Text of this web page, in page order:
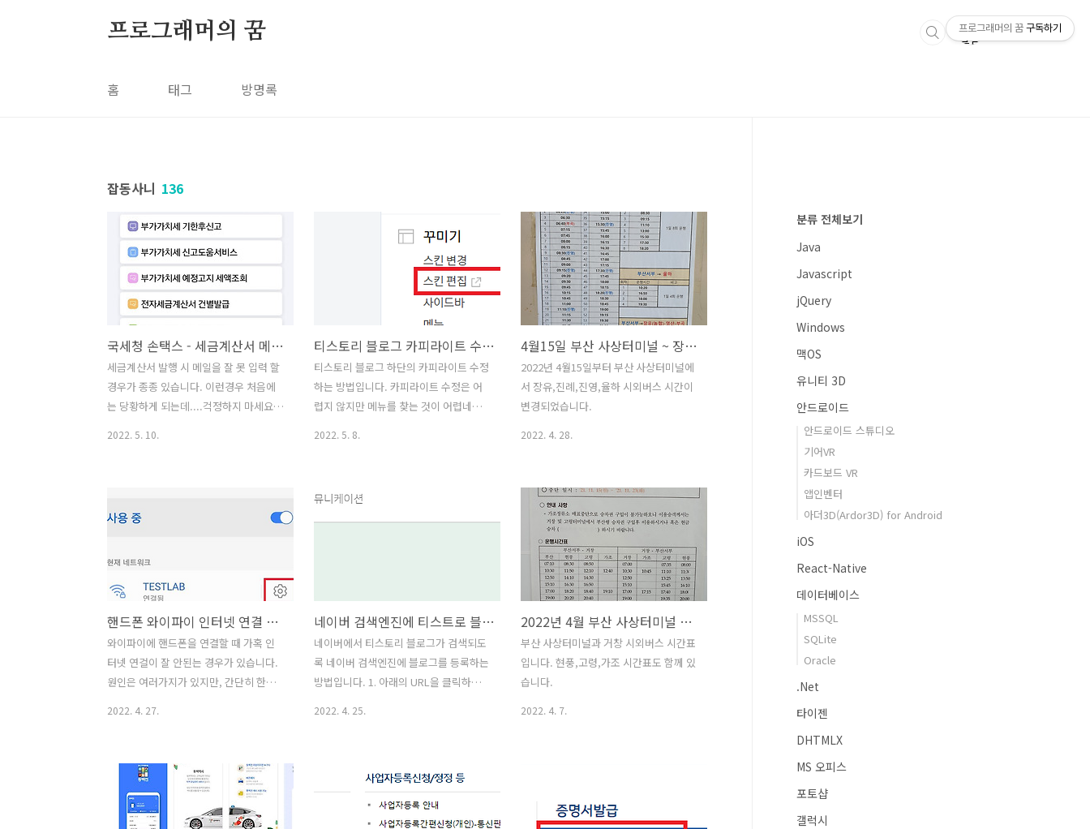
프로그래머의 꿈
홈 태그 방명록
잡동사니 136
국세청 손택스 - 세금계산서 메일 다시 보내기
세금계산서 발행 시 메일을 잘 못 입력 할
경우가 종종 있습니다. 이런경우 처음에
는 당황하게 되는데....걱정하지 마세요.
수정발급 메뉴를 탭합니다. 4. 전자(세금)
버튼을 탭합니다. 5. 조회 버튼을 탭하여
전자세금계산서를 검색합니다. 6. 다시 수
정하여 보낼 메일을 선택 후 발송 버튼을
탭합니다. 7. 메일을 재발송합니다 (1) 이
메일을 수정합니다. (2) 화면 하단의 발송
버튼을 탭하면 수정한 메일로 세금계산서
가 발송됩니다.
2022. 5. 10.
티스토리 블로그 카피라이트 수정하기
티스토리 블로그 하단의 카피라이트 수정
하는 방법입니다. 카피라이트 수정은 어
렵지 않지만 메뉴를 찾는 것이 어렵네요.
클릭하면 됩니다.
2022. 5. 8.
4월15일 부산 사상터미널 ~ 장유,진례,진영,율하 시외버스 시간표
2022년 4월15일부터 부산 사상터미널에
서 장유,진례,진영,율하 시외버스 시간이
변경되었습니다.
2022. 4. 28.
핸드폰 와이파이 인터넷 연결 잘 안될 때 조치 방법
와이파이에 핸드폰을 연결할 때 가혹 인
터넷 연걸이 잘 안된는 경우가 있습니다.
원인은 여러가지가 있지만, 간단히 한번
단하게 핸드폰의 와이파이 연결을 삭제하
고 시도해보세요. 와이파이 연결을 삭제
하는 방법은 아래와 같습니다. 1. 연결된
와이파이의 설정 아이콘을 터치합니다. 2.
2022. 4. 27.
네이버 검색엔진에 티스트로 블로그 등록하기
네이버에서 티스토리 블로그가 검색되도
록 네이버 검색엔진에 블로그를 등록하는
방법입니다. 1. 아래의 URL을 클릭하여
바이저와 함께 당신의 웹사이트를 성장시
켜보세요 searchadvisor.naver.com 2.
네이버 서치어드바이저에 로그인 후 우측
2022. 4. 25.
2022년 4월 부산 사상터미널 거창, 현풍, 고령, 가조 시간표
부산 사상터미널과 거창 시외버스 시간표
입니다. 현풍,고령,가조 시간표도 함께 있
습니다.
2022. 4. 7.
분류 전체보기
Java
Javascript
jQuery
Windows
맥OS
유니티 3D
안드로이드
안드로이드 스튜디오
기어VR
카드보드 VR
앱인벤터
아더3D(Ardor3D) for Android
iOS
React-Native
데이터베이스
MSSQL
SQLite
Oracle
.Net
타이젠
DHTMLX
MS 오피스
포토샵
갤럭시
프로그래머의 꿈 구독하기